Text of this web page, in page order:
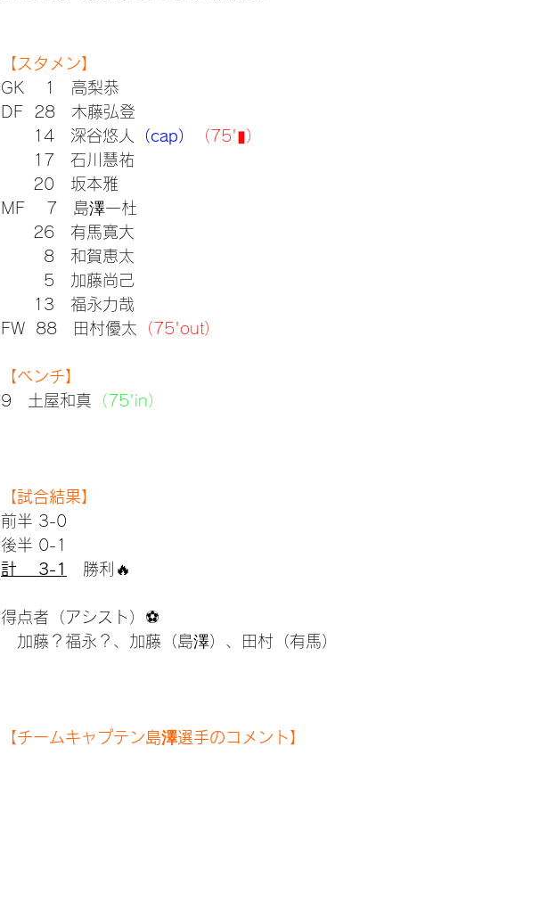
【スタメン】
GK    1　高梨恭
DF  28　木藤弘登
      14　深谷悠人
（cap）
（75'▮）
      17　石川慧祐
      20　坂本雅
MF    7　島澤一杜
      26　有馬寛大
        8　和賀恵太
        5　加藤尚己
      13　福永力哉
FW  88　田村優太 （75'out）
【ベンチ】
9　土屋和真 （75'in）
【試合結果】
前半 3-0
後半 0-1
計　 3-1
勝利🔥
得点者（アシスト）⚽
加藤？福永？、加藤（島澤）、田村（有馬）
【チームキャプテン島澤選手のコメント】